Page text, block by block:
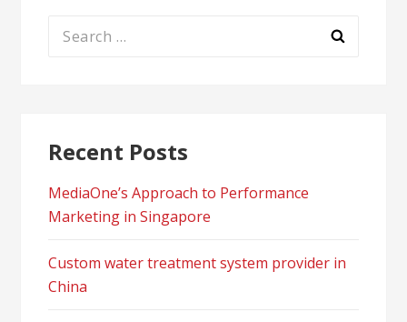
Search
Recent Posts
MediaOne’s Approach to Performance
Marketing in Singapore
Custom water treatment system provider in
China